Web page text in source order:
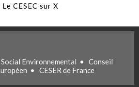
Le CESEC sur X
Environnemental • Conseil
• CESER de France